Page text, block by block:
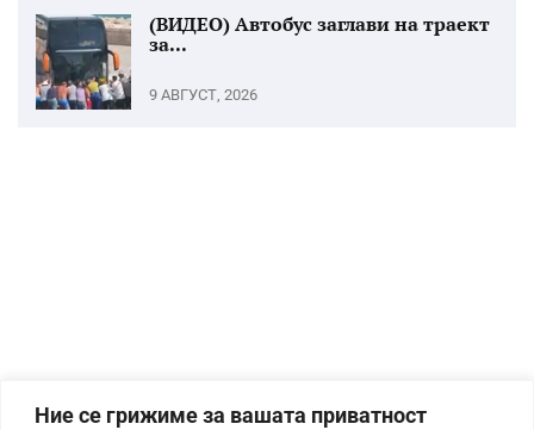
Ние се грижиме за вашата приватност
(ВИДЕО) Автобус заглави на траект
за...
9 АВГУСТ, 2026